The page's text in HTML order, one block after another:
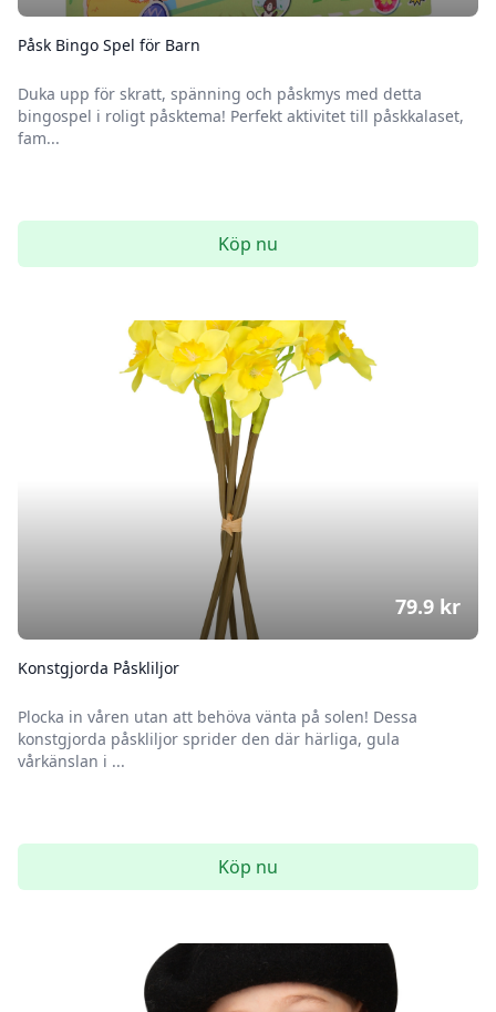
Påsk Bingo Spel för Barn
Duka upp för skratt, spänning och påskmys med detta
bingospel i roligt påsktema! Perfekt aktivitet till påskkalaset,
fam...
Köp nu
Konstgjorda Påskliljor
Plocka in våren utan att behöva vänta på solen! Dessa
konstgjorda påskliljor sprider den där härliga, gula
vårkänslan i ...
79.9 kr
Köp nu